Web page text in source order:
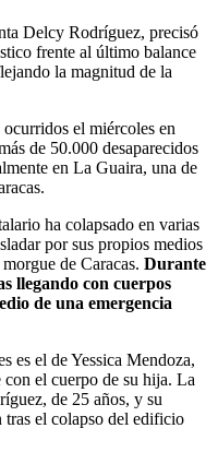
Delcy Rodríguez, precisó
frente al último balance
la magnitud de la
el miércoles en
de 50.000 desaparecidos
en La Guaira, una de
ha colapsado en varias
por sus propios medios
de Caracas. Durante
llegando con cuerpos
de una emergencia
es el de Yessica Mendoza,
el cuerpo de su hija. La
de 25 años, y su
el colapso del edificio